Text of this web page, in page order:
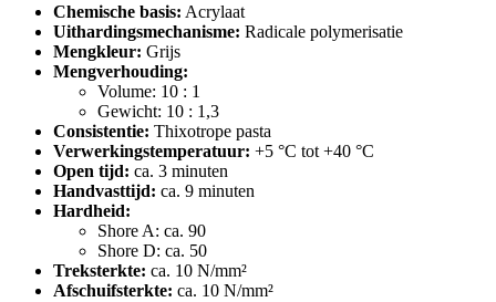
Chemische basis: Acrylaat
Uithardingsmechanisme: Radicale polymerisatie
Mengkleur: Grijs
Mengverhouding:
Volume: 10 : 1
Gewicht: 10 : 1,3
Consistentie: Thixotrope pasta
Verwerkingstemperatuur: +5 °C tot +40 °C
Open tijd: ca. 3 minuten
Handvasttijd: ca. 9 minuten
Hardheid:
Shore A: ca. 90
Shore D: ca. 50
Treksterkte: ca. 10 N/mm²
Afschuifsterkte: ca. 10 N/mm²